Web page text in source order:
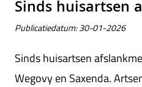
Nieuws
Sinds huisartsen
Publicatiedatum:30-01-2026
Sinds huisartsen
Wegovy en Saxenda.